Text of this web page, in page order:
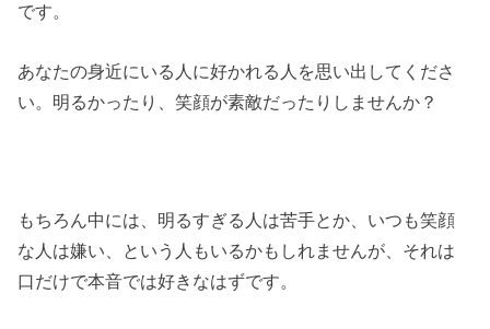
です。
あなたの身近にいる人に好かれる人を思い出してくださ
い。明るかったり、笑顔が素敵だったりしませんか？
もちろん中には、明るすぎる人は苦手とか、いつも笑顔
な人は嫌い、という人もいるかもしれませんが、それは
口だけで本音では好きなはずです。